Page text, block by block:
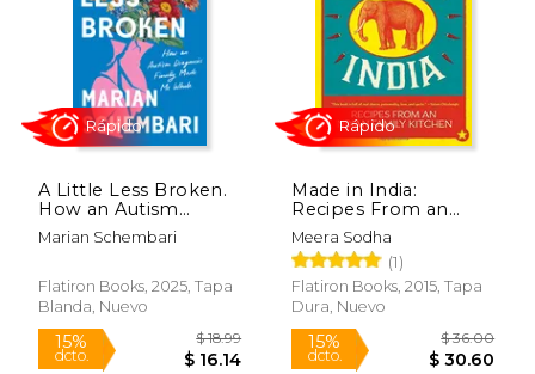
Rápido Rápido
A Little Less Broken.
How an Autism
Diagnosis Finally
Made Me Whole (en
Marian Schembari
Flatiron Books, 2025, Tapa
Blanda, Nuevo
Made in India:
Recipes From an
Indian Family Kitchen
(en Inglés)
Meera Sodha
(1)
Flatiron Books, 2015, Tapa
Dura, Nuevo